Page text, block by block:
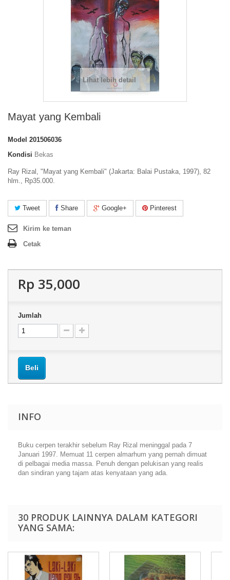
Lihat lebih detail
Mayat yang Kembali
Model 201506036
Kondisi Bekas
Ray Rizal, "Mayat yang Kembali" (Jakarta: Balai Pustaka, 1997), 82
hlm., Rp35.000.
Tweet Share Google+ Pinterest
Kirim ke teman
Cetak
Rp‎ 35,000
Jumlah
Beli
INFO
Buku cerpen terakhir sebelum Ray Rizal meninggal pada 7
Januari 1997. Memuat 11 cerpen almarhum yang pernah dimuat
di pelbagai media massa. Penuh dengan pelukisan yang realis
dan sindiran yang tajam atas kenyataan yang ada.
30 PRODUK LAINNYA DALAM KATEGORI
YANG SAMA: